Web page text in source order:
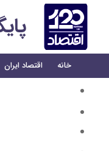
خانه اقتصاد ایران